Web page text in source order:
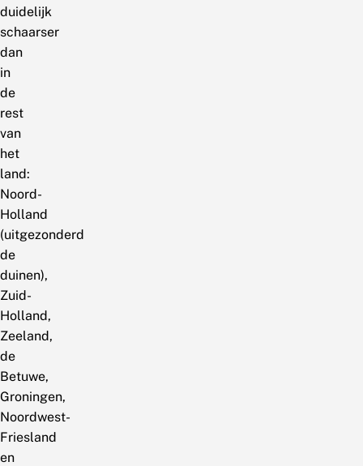
duidelijk
schaarser
dan
in
de
rest
van
het
land:
Noord-
Holland
(uitgezonderd
de
duinen),
Zuid-
Holland,
Zeeland,
de
Betuwe,
Groningen,
Noordwest-
Friesland
en